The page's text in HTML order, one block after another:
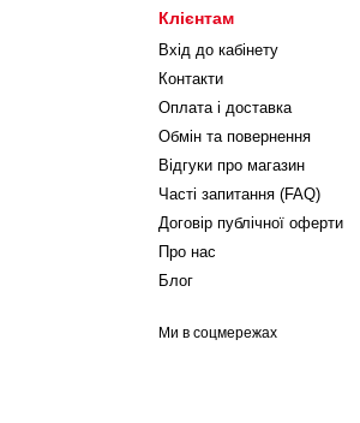
Клієнтам
Вхід до кабінету
Контакти
Оплата і доставка
Обмін та повернення
Відгуки про магазин
Часті запитання (FAQ)
Договір публічної оферти
Про нас
Блог
Ми в соцмережах